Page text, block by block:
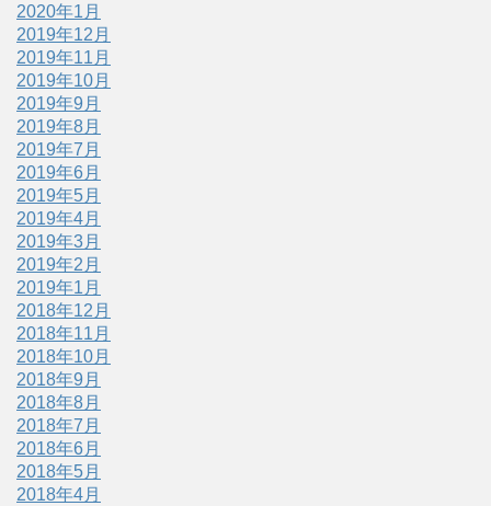
2020年1月
2019年12月
2019年11月
2019年10月
2019年9月
2019年8月
2019年7月
2019年6月
2019年5月
2019年4月
2019年3月
2019年2月
2019年1月
2018年12月
2018年11月
2018年10月
2018年9月
2018年8月
2018年7月
2018年6月
2018年5月
2018年4月